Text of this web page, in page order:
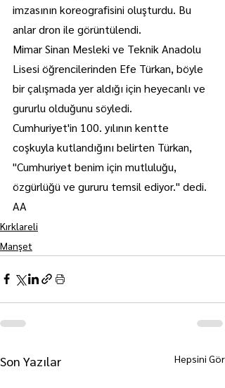
imzasının koreografisini oluşturdu. Bu
anlar dron ile görüntülendi.
Mimar Sinan Mesleki ve Teknik Anadolu
Lisesi öğrencilerinden Efe Türkan, böyle
bir çalışmada yer aldığı için heyecanlı ve
gururlu olduğunu söyledi.
Cumhuriyet'in 100. yılının kentte
coşkuyla kutlandığını belirten Türkan,
"Cumhuriyet benim için mutluluğu,
özgürlüğü ve gururu temsil ediyor." dedi.
AA
Kırklareli
Manşet
Son Yazılar Hepsini Gör